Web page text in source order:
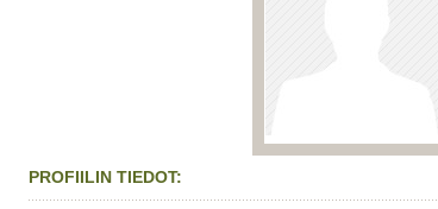
PROFIILIN TIEDOT: